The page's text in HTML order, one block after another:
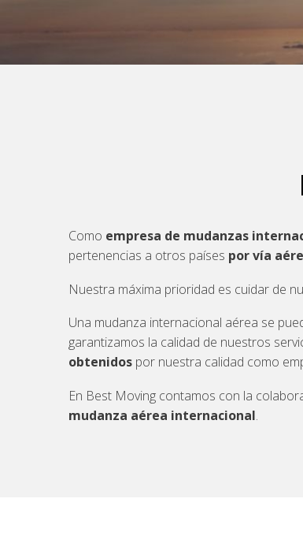
Como empresa de mudanzas
pertenencias a otros países por vía
Nuestra máxima prioridad es cuidar de
Una mudanza internacional aérea se
garantizamos la calidad de nuestros
obtenidos por nuestra calidad como
En Best Moving contamos con la
mudanza aérea internacional.